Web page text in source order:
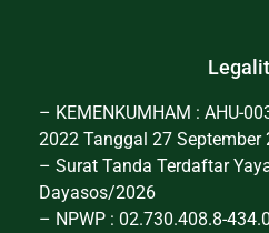
– KEMENKUMHAM : AHU-
2022 Tanggal 27 September
– Surat Tanda Terdaftar
Dayasos/2026
– NPWP : 02.730.408.8-